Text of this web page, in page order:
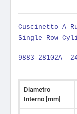
Cuscinetto A
Single Row
9883-28102A
Diametro
Interno [mm]